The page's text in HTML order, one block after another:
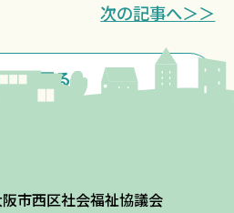
覧に戻る
次の記事へ＞＞
市西区社会福祉協議会